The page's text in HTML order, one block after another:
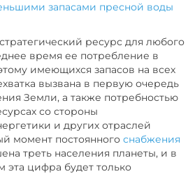
запасами пресной воды
ресурс для любого
время ее потребление в
имеющихся запасов на всех
вызвана в первую очередь
Земли, а также потребностью
со стороны
и других отраслей
момент постоянного снабжения
треть населения планеты, и в
цифра будет только